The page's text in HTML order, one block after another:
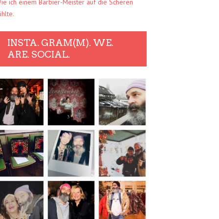
ich einem Barbier-Meister auf die Scheren
INSTA. GRAM(M). WE.
ARE. SOCIAL.